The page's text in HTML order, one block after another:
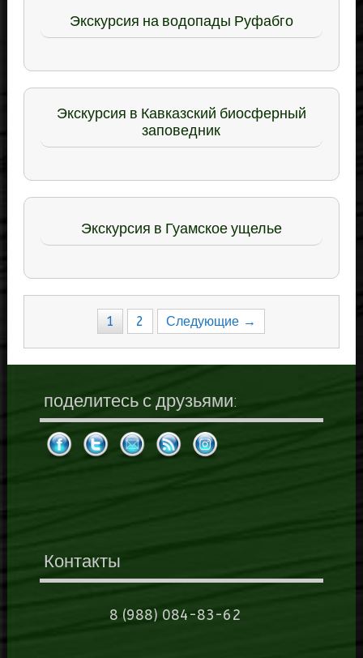
Экскурсия на водопады Руфабго
Экскурсия в Кавказский биосферный
заповедник
Экскурсия в Гуамское ущелье
Навигация
записям
1 2 Следующие →
поделитесь с друзьями:
Контакты
8 (988) 084-83-62